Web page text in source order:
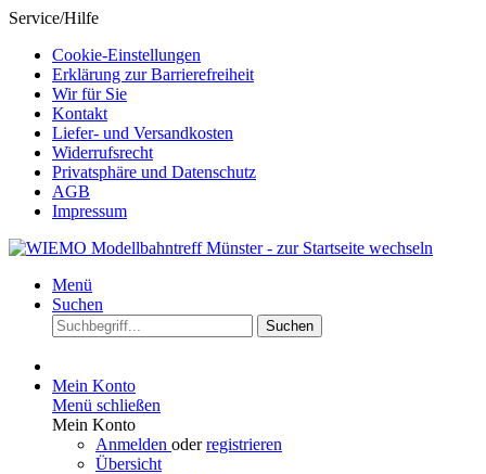
Service/Hilfe
Cookie-Einstellungen
Erklärung zur Barrierefreiheit
Wir für Sie
Kontakt
Liefer- und Versandkosten
Widerrufsrecht
Privatsphäre und Datenschutz
AGB
Impressum
Menü
Suchen
Suchen
Mein Konto
Menü schließen
Mein Konto
Anmelden oderregistrieren
Übersicht